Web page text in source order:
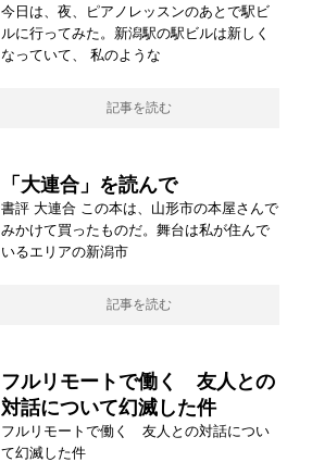
今日は、夜、ピアノレッスンのあとで駅ビ
ルに行ってみた。新潟駅の駅ビルは新しく
なっていて、 私のような
記事を読む
「大連合」を読んで
書評 大連合 この本は、山形市の本屋さんで
みかけて買ったものだ。舞台は私が住んで
いるエリアの新潟市
記事を読む
フルリモートで働く 友人との
対話について幻滅した件
フルリモートで働く 友人との対話につい
て幻滅した件